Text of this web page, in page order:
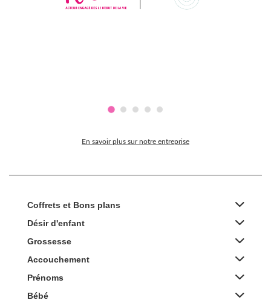
En savoir plus sur notre entreprise
Coffrets et Bons plans
Désir d'enfant
Grossesse
Accouchement
Prénoms
Bébé